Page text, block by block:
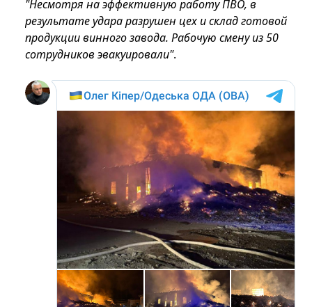
"Несмотря на эффективную работу ПВО, в
результате удара разрушен цех и склад готовой
продукции винного завода. Рабочую смену из 50
сотрудников эвакуировали".